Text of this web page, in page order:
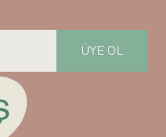
ÜYE OL